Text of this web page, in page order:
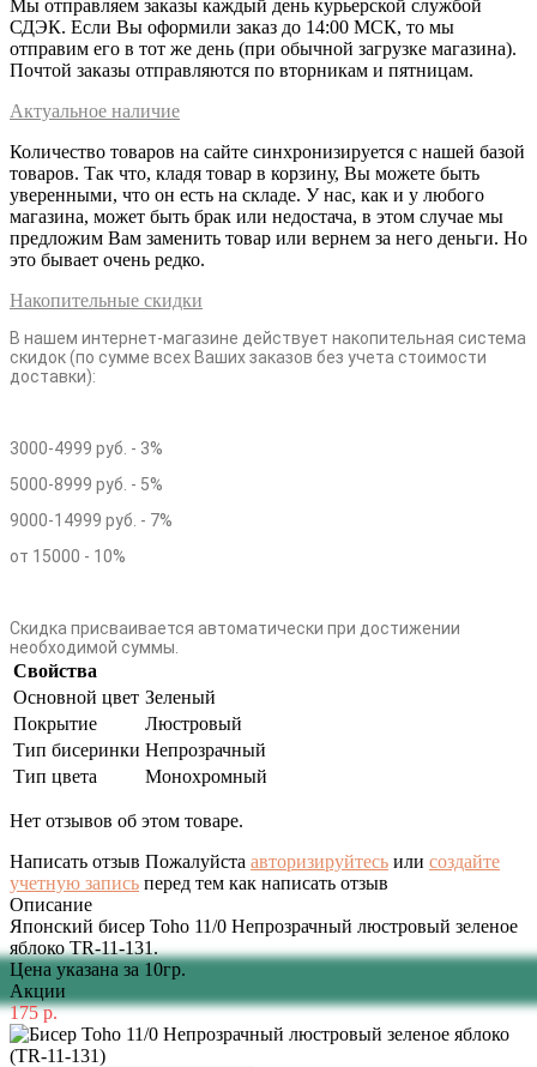
Мы отправляем заказы каждый день курьерской службой
СДЭК. Если Вы оформили заказ до 14:00 МСК, то мы
отправим его в тот же день (при обычной загрузке магазина).
Почтой заказы отправляются по вторникам и пятницам.
Актуальное наличие
Количество товаров на сайте синхронизируется с нашей базой
товаров. Так что, кладя товар в корзину, Вы можете быть
уверенными, что он есть на складе. У нас, как и у любого
магазина, может быть брак или недостача, в этом случае мы
предложим Вам заменить товар или вернем за него деньги. Но
это бывает очень редко.
Накопительные скидки
В нашем интернет-магазине действует накопительная система
скидок (по сумме всех Ваших заказов без учета стоимости
доставки):
3000-4999 руб. - 3%
5000-8999 руб. - 5%
9000-14999 руб. - 7%
от 15000 - 10%
Скидка присваивается автоматически при достижении
необходимой суммы.
Свойства
Основной цвет Зеленый
Покрытие
Люстровый
Тип бисеринки Непрозрачный
Тип цвета
Монохромный
Нет отзывов об этом товаре.
Написать отзыв Пожалуйста авторизируйтесь или создайте
учетную запись перед тем как написать отзыв
Описание
Японский бисер Toho 11/0 Непрозрачный люстровый зеленое
яблоко TR-11-131.
Цена указана за 10гр.
Акции
175 р.